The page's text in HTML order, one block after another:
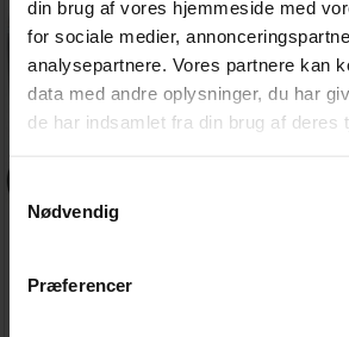
din brug af vores hjemmeside med
for sociale medier,
analysepartnere. Vores partnere kan
data med andre oplysninger, du har
de har indsamlet fra din brug af deres
Samtykkevalg
Nødvendig
Præferencer